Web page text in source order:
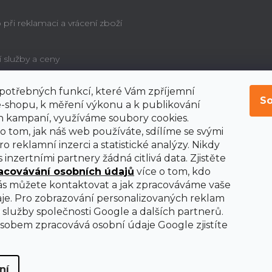
funkcí, které Vám zpříjemní
shopu, k měření výkonu a k publikování
kampaní, využíváme soubory cookies.
tom, jak náš web používáte, sdílíme se svými
reklamní inzerci a statistické analýzy. Nikdy
inzertními partnery žádná citlivá data. Zjistěte
osobních údajů více o tom, kdo
můžete kontaktovat a jak zpracováváme vaše
Pro zobrazování personalizovaných reklam
společnosti Google a dalších partnerů.
zpracovává osobní údaje Google zjistíte
při reklamaci a vrácení zboží
služby a ceny
poučení o právu
na odstoupení od